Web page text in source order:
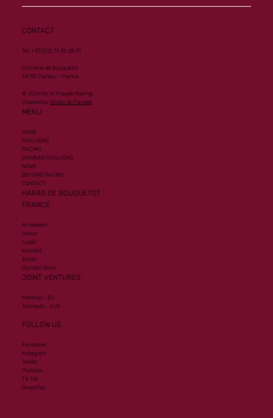
CONTACT
Tel. +33 (0)2 31 32 28 91
Domaine de Bouquetot
14130 Clarbec - France
© 2024 by Al Shaqab Racing.
Created by Studio du Paradis
MENU
HOME
STALLIONS
RACING
ARABIAN STALLIONS
NEWS
BEYOND RACING
CONTACT
HARAS DE BOUQUETOT
FRANCE
Al Hakeem
Armor
Lusail
Wooded
Zelzal
Olympic Glory
JOINT VENTURES
Mehmas - EU
Toronado - AUS
FOLLOW US
Facebook
Instagram
Twitter
Youtube
Tik Tok
Snapchat